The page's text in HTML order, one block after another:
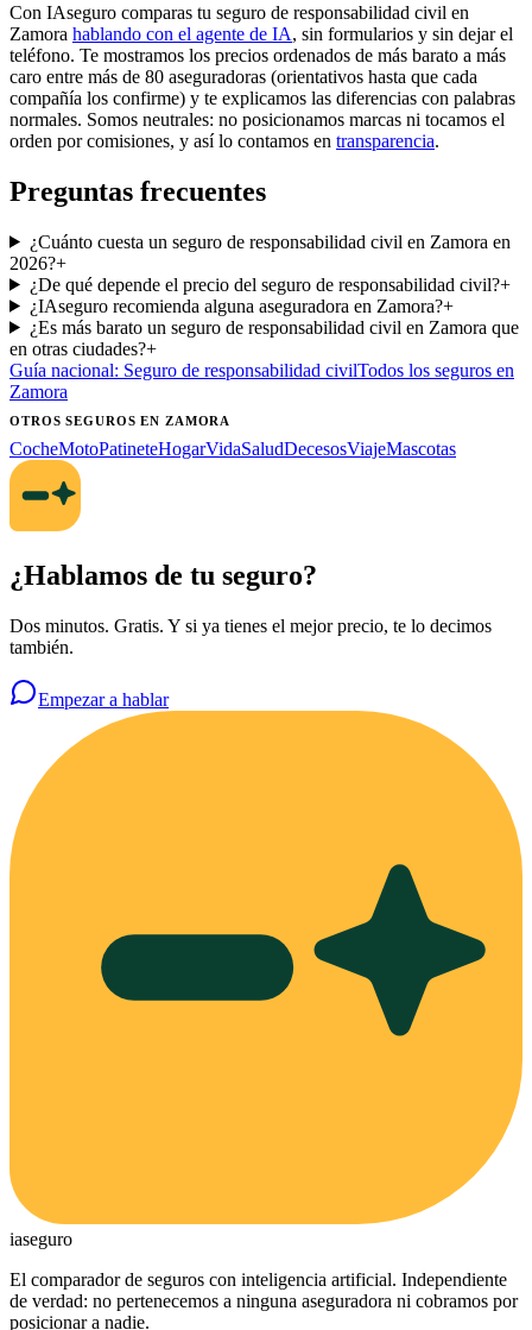
Con IAseguro comparas tu seguro de responsabilidad civil en
Zamora hablando con el agente de IA, sin formularios y sin dejar el
teléfono. Te mostramos los precios ordenados de más barato a más
caro entre más de 80 aseguradoras (orientativos hasta que cada
compañía los confirme) y te explicamos las diferencias con palabras
normales. Somos neutrales: no posicionamos marcas ni tocamos el
orden por comisiones, y así lo contamos en transparencia.
Preguntas frecuentes
¿Cuánto cuesta un seguro de responsabilidad civil en Zamora en
2026?+
¿De qué depende el precio del seguro de responsabilidad civil?+
¿IAseguro recomienda alguna aseguradora en Zamora?+
¿Es más barato un seguro de responsabilidad civil en Zamora que
en otras ciudades?+
Guía nacional: Seguro de responsabilidad civilTodos los seguros en
Zamora
OTROS SEGUROSEN ZAMORA
CocheMotoPatineteHogarVidaSaludDecesosViajeMascotas
¿Hablamos de tu seguro?
Dos minutos. Gratis. Y si ya tienes el mejor precio, te lo decimos
también.
Empezar a hablar
iaseguro
El comparador de seguros con inteligencia artificial. Independiente
de verdad: no pertenecemos a ninguna aseguradora ni cobramos por
posicionar a nadie.